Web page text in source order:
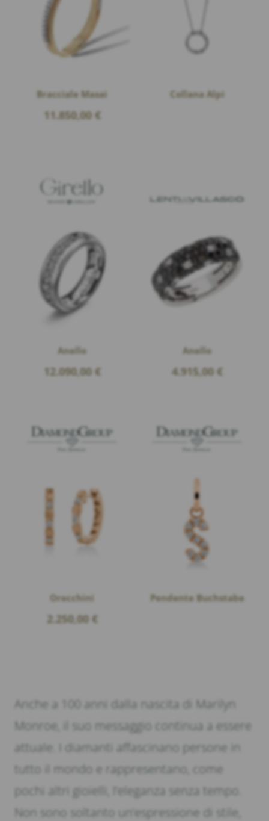
Bracciale Masai
11.850,00 €
Collana Alpi
Anello
12.090,00 €
Anello
4.915,00 €
Orecchini
2.250,00 €
Pendente Buchstabe
Anche a 100 anni dalla nascita di Marilyn
Monroe, il suo messaggio continua a essere
attuale. I diamanti affascinano persone in
tutto il mondo e rappresentano, come
pochi altri gioielli, l’eleganza senza tempo.
Non sono soltanto un’espressione di stile,